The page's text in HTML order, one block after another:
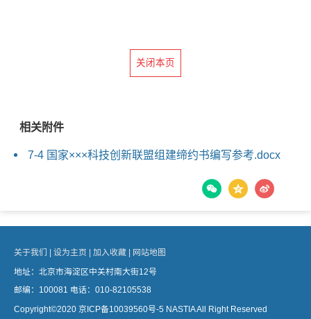
关闭本页
相关附件
7-4 国家×××科技创新联盟组建缔约书编写参考.docx
关于我们 | 设为主页 | 加入收藏 |
网站地图
地址：北京市海淀区中关村南大街12号
邮编：100081 电话：010-82105538
Copyright©2020 京ICP备10039560号-5 NASTIA All Right Reserved